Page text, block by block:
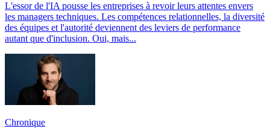
L'essor de l'IA pousse les entreprises à revoir leurs attentes envers
les managers techniques. Les compétences relationnelles, la diversité
des équipes et l'autorité deviennent des leviers de performance
autant que d'inclusion. Oui, mais...
Chronique